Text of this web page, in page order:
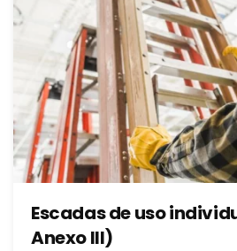
Escadas de uso
Anexo III)